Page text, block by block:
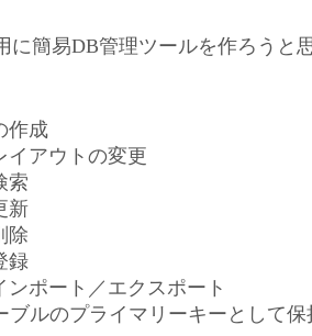
に簡易DB管理ツールを作ろうと
作成
イアウトの変更
索
新
除
録
ンポート／エクスポート
ブルのプライマリーキーとして保